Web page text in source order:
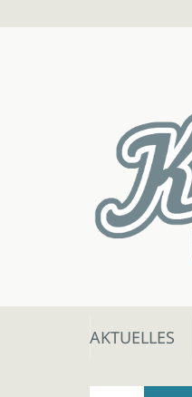
Skip
AKTUELLES